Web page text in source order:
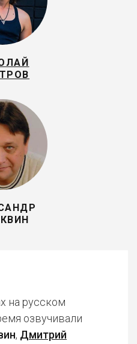
на русском
озвучивали
, Дмитрий